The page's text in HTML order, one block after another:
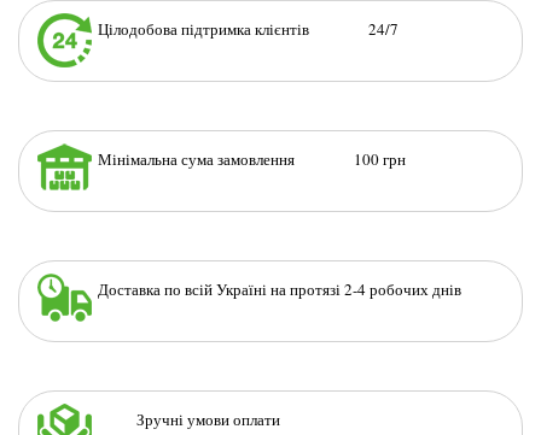
Цілодобова підтримка клієнтів 24/7
Мінімальна сума замовлення 100 грн
Доставка по всій Україні на протязі 2-4 робочих днів
Зручні умови оплати